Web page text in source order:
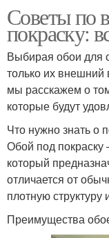
Советы по
покраску:
Выбирая обои для
только их внешний
мы расскажем о
которые будут
Что нужно знать о
Обой под покраску
который
отличается от
плотную
Преимущества